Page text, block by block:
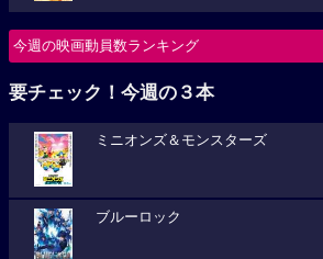
今週の映画動員数ランキング
要チェック！今週の３本
ミニオンズ＆モンスターズ
ブルーロック